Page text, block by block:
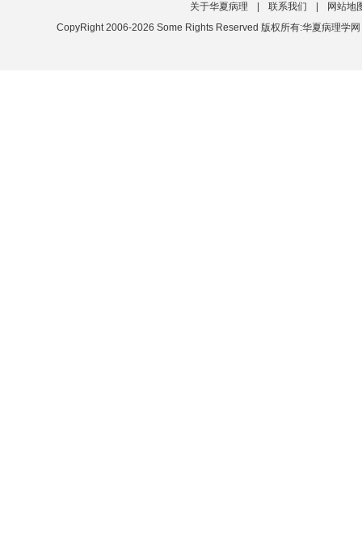
关于华夏病理 联系我们
网站地
CopyRight 2006-2026 Some Rights Reserved 版权所有:华夏病理学